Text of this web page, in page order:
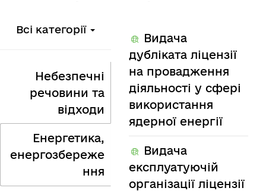
Всі категорії
Небезпечні
речовини та
відходи
Енергетика,
енергозбереже
ння
Видача
дубліката ліцензії
на провадження
діяльності у сфері
використання
ядерної енергії
Видача
експлуатуючій
організації ліцензії